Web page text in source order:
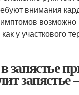
внимания
у участкового
запястье